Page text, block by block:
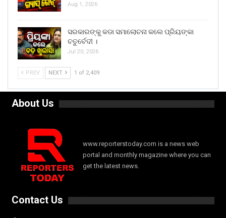
Aug 1, 2026
ସରକାରଙ୍କୁ କଡା ସମାଲୋଚନା କଲେ ପ୍ରିୟଙ୍କା
ଚତୁର୍ବେଦୀ ।
Jul 20, 2026
PREV NEXT 1 of 2,409
About Us
www.reporterstoday.com is a news web
portal and monthly magazine where you can
get the latest news.
Contact Us